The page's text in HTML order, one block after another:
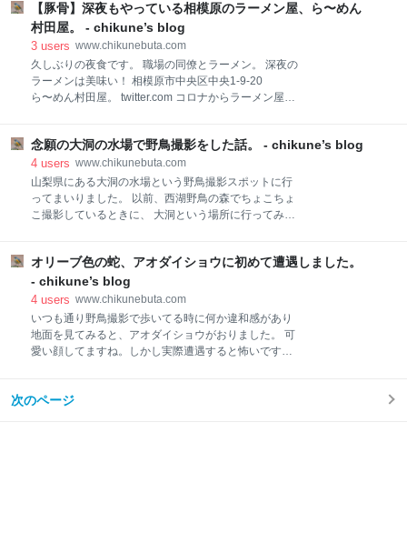
やっぱり花メインになっちゃいますけど、やはりボカ
す事を意識しちゃいます。 とはいえF1.4だとボケ過ぎ
るしピンが来ないので、大体F2.2~F2.5くらいで撮
タキやサメビタキではないハズ。 広葉樹林ぽいところ
にいたので、コサメビタキかなーと。 特徴的にもきっ
と。。 どちらにせよ、初の出会いでした。 結構動き回
ります。 その都度鳴き声で居場所を探します。 鳴き方
が特徴的なんですけど文字で表現するのは難しいです
ね。 ツィーツィーィイピリュリリーみたいな？ 個人的
【豚骨】深夜もやっている相模原のラーメン屋、ら〜めん
村田屋。 - chikune’s blog
3 users www.chikunebuta.com
久しぶりの夜食です。 職場の同僚とラーメン。 深夜の
ラーメンは美味い！ 相模原市中央区中央1-9-20
ら〜めん村田屋。 twitter.com コロナからラーメン屋さ
ちゃくちゃ美味い！もちろん替え玉付きで。 週一で行
きたいがなかなかね。 次回は釣り行く前に立ち寄りま
しょうかね。
念願の大洞の水場で野鳥撮影をした話。 - chikune’s blog
4 users www.chikunebuta.com
山梨県にある大洞の水場という野鳥撮影スポットに行
ってまいりました。 以前、西湖野鳥の森でちょこちょ
こ撮影しているときに、 大洞という場所に行ってみる
で急いで行ってきました。 今回は場所の把握が目的で
した。来年のオオルリに向けて。 まぁ、何とか目的地
に着いたのですが、行くときもかなり迷ったため道順
が説明できず。。この場所はグーグルマップに載って
いない場所です。 駐車場がないため、山中湖の旭日丘
駐車場から歩きます。20分くらいかな？ 迷ったのでア
うだけあって、野鳥達は水浴びを目的に来てるみたい
オリーブ色の蛇、アオダイショウに初めて遭遇しました。
- chikune’s blog
4 users www.chikunebuta.com
いつも通り野鳥撮影で歩いてる時に何か違和感があり
地面を見てみると、アオダイショウがおりました。 可
愛い顔してますね。しかし実際遭遇すると怖いです
だと思います。 改めて見ると可愛いですけどね。。や
次のページ